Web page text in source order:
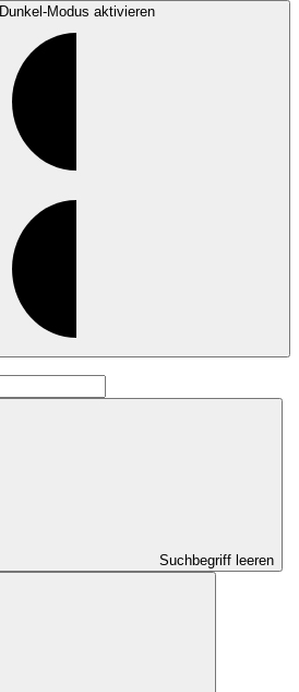
Dunkel-Modus aktivieren
Suchbegriff leeren